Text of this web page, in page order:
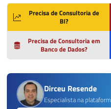
Precisa de Consultoria de
BI?
Precisa de Consultoria em
Banco de Dados?
Dirceu Resende
Especialista na